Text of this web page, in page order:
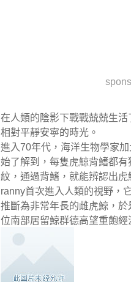
在人類的陰影下戰戰兢兢生
相對平靜安寧的時光。
進入70年代，海洋生物學家
始了解到，每隻虎鯨背鰭都
紋，通過背鰭，就能辨認出
ranny首次進入人類的視野，
推斷為非常年長的雌虎鯨，
位南部居留鯨群德高望重飽經